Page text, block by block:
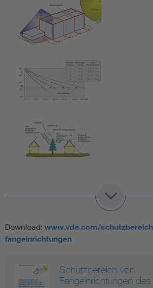
Download: www.vde.com/
fangeinrichtungen
Schutzbereich von
Fangeinrichtungen